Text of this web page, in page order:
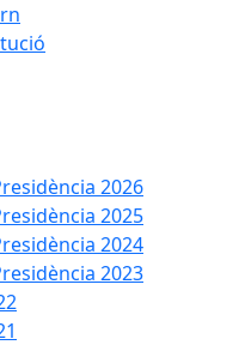
2026
2025
2024
2023